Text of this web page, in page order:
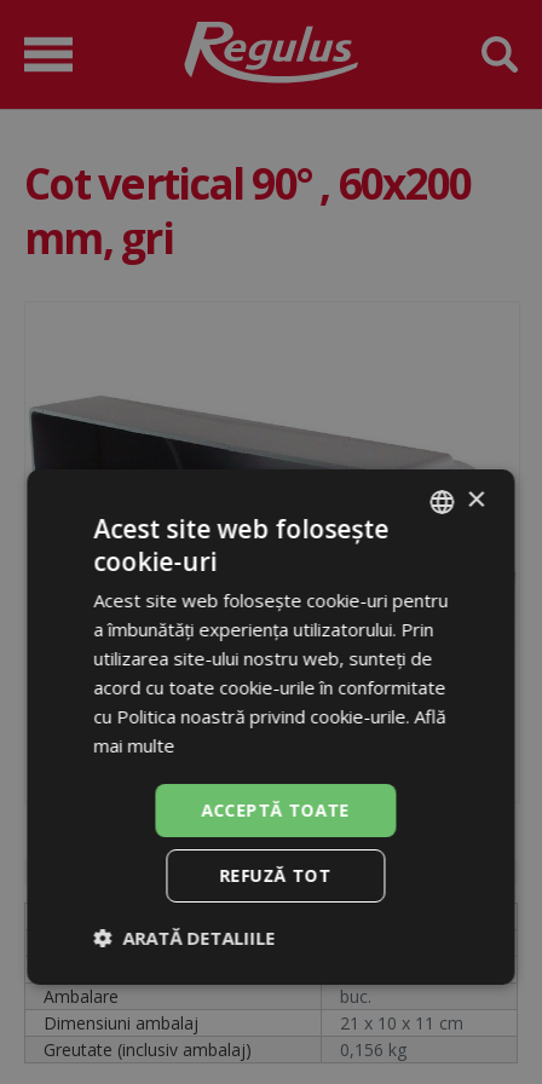
Cot vertical 90° , 60x200
mm, gri
20188
Ambalare
buc.
Dimensiuni ambalaj
21 x 10 x 11 cm
Greutate (inclusiv ambalaj)
0,156 kg
ENGLISH
×
Acest site web folosește
cookie-uri
Acest site web folosește cookie-uri pentru
a îmbunătăți experiența utilizatorului. Prin
utilizarea site-ului nostru web, sunteți de
acord cu toate cookie-urile în conformitate
cu Politica noastră privind cookie-urile. Află
mai multe
ACCEPTĂ TOATE
REFUZĂ TOT
ARATĂ DETALIILE
Strict
necesare
De
performanță
De
targetare